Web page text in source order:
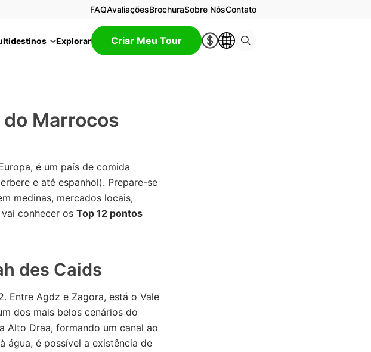
FAQAvaliaçõesBrochuraSobre NósContato
Explorar Criar Meu Tour
Marrocos
é um país de comida
e até espanhol). Prepare-se
medinas, mercados locais,
conhecer os Top 12 pontos
des Caids
Entre Agdz e Zagora, está o Vale
dos mais belos cenários do
Alto Draa, formando um canal ao
água, é possível a existência de